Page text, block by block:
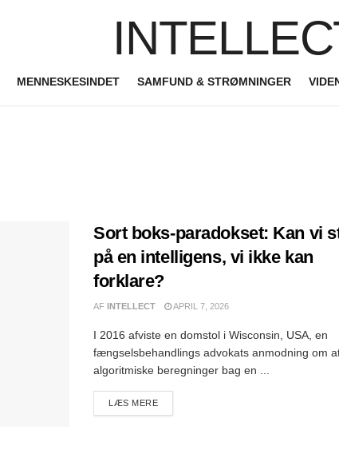
MENNESKESINDET SAMFUND & STRØMNINGER
Sort boks-paradokset: Kan vi
på en intelligens, vi ikke kan
forklare?
AF INTELLECT APRIL 7, 2026
I 2016 afviste en domstol i Wisconsin, USA, en
fængselsbehandlings advokats anmodning om
algoritmiske beregninger bag en ...
LÆS MEREDETAILS